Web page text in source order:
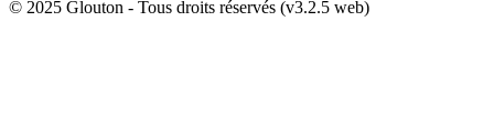
© 2025 Glouton - Tous droits réservés (v3.2.5 web)